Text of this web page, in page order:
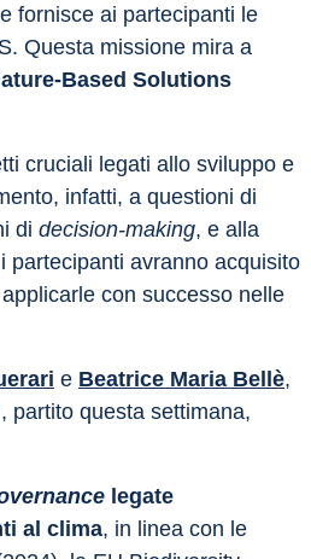
fornisce ai partecipanti le
Questa missione mira a
Based Solutions
cruciali legati allo sviluppo e
infatti, a questioni di
di decision-making, e alla
partecipanti avranno acquisito
con successo nelle
e Beatrice Maria Bellè,
, partito questa settimana,
legate
al clima, in linea con le